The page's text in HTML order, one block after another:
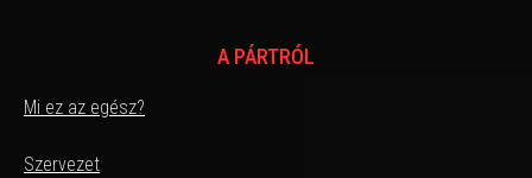
A PÁRTRÓL
Mi ez az egész?
Szervezet